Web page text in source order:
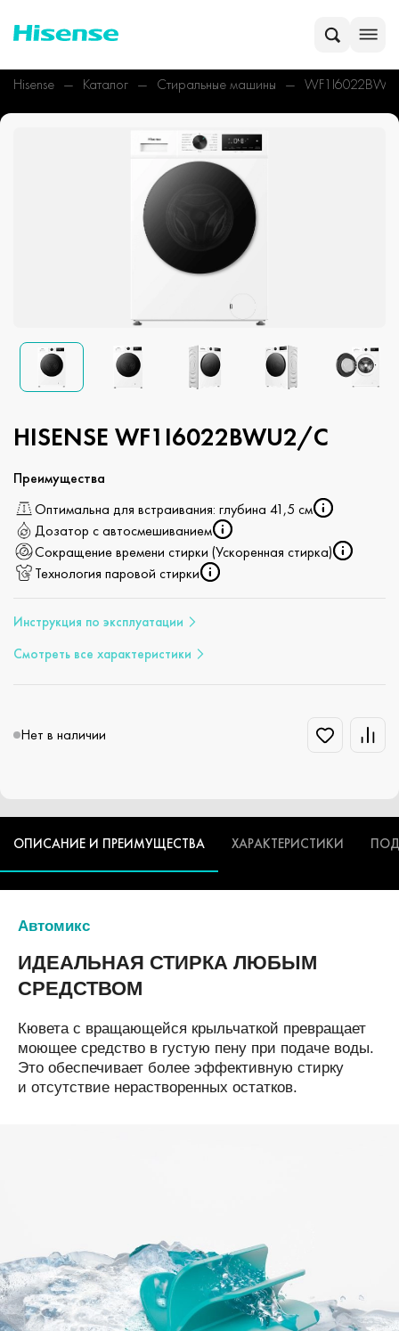
Hisense Каталог Стиральные машины
HISENSE WF1I6022BWU2/C
Преимущества
Оптимальна для встраивания: глубина 41,5 см
Дозатор с автосмешиванием
Сокращение времени стирки (Ускоренная стирка)
Технология паровой стирки
Инструкция по эксплуатации
Смотреть все характеристики
Нет в наличии
ОПИСАНИЕ И ПРЕИМУЩЕСТВА ХАРАКТЕРИСТИКИ
Автомикс
ИДЕАЛЬНАЯ СТИРКА ЛЮБЫМ
СРЕДСТВОМ
Кювета с вращающейся крыльчаткой превращает
моющее средство в густую пену при подаче воды.
Это обеспечивает более эффективную стирку
и отсутствие нерастворенных остатков.